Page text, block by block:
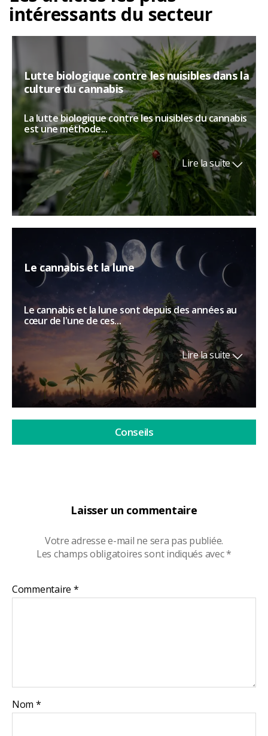
Laisser un commentaire
Votre adresse e-mail ne sera pas publiée.
Les champs obligatoires sont indiqués avec*
Commentaire *
Nom *
intéressants du secteur
Lutte biologique contre les nuisibles dans la
culture du cannabis
La lutte biologique contre les nuisibles du cannabis
est une méthode...
Lire la suite
Le cannabis et la lune
Le cannabis et la lune sont depuis des années au
cœur de l'une de ces...
Lire la suite
Conseils